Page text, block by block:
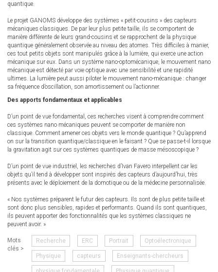
quantique.
Le projet GANOMS développe des systèmes « petit-cousins » des capteurs
mécaniques classiques. De par leur plus petite taille, ils se comportent de
manière différente de leurs grand-cousins et se rapprochent de la physique
quantique généralement observée au niveau des atomes. Très difficiles à manier,
ces tout petits objets sont manipulés grâce à la lumière, qui exerce une action
mécanique sur eux. Dans un système nano-optomécanique, le mouvement nano
mécanique est détecté par voie optique avec une sensibilité et une rapidité
ultimes. La lumière peut aussi piloter le mouvement nano-mécanique : changer
sa fréquence d’oscillation, son amortissement ou l’actionner.
Des apports fondamentaux et applicables
D’un point de vue fondamental, ces recherches visent à comprendre comment
ces systèmes nano mécaniques peuvent se comporter de manière non
classique. Comment amener ces objets vers le monde quantique ? Qu’apprend
on sur la transition quantique/classique en le faisant ? Que se passe-t-il lorsque
la gravitation agit sur ces systèmes quantiques de masse mésoscopique ?
D’un point de vue industriel, les recherches d’Ivan Favero interpellent car les
objets qu’il tend à développer sont inspirés des capteurs d’aujourd’hui, très
présents avec le déploiement de la domotique ou de la médecine personnalisée.
« Nos systèmes préparent le futur des capteurs. Ils sont de plus petite taille et
sont donc plus sensibles, rapides et performants. Quand ils sont quantiques,
ils peuvent apporter des fonctionnalités que les systèmes classiques ne
peuvent avoir. »
Mots
clés >
Recherche ERC Portrait Optoélectronique
Physique capteurs Enseignants-chercheurs